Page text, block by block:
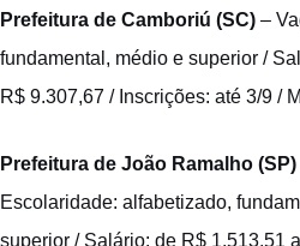
Prefeitura de Camboriú (SC) –
fundamental, médio e superior /
R$ 9.307,67 / Inscrições: até 3/9 /
Prefeitura de João Ramalho (SP)
Escolaridade: alfabetizado,
superior / Salário: de R$ 1.513,51